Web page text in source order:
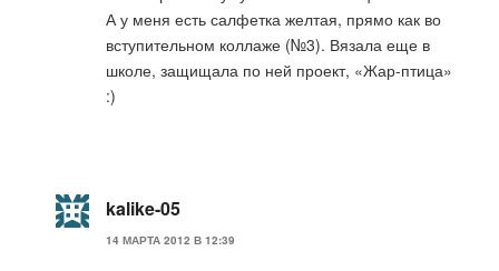
А у меня есть салфетка желтая, прямо как во
вступительном коллаже (№3). Вязала еще в
школе, защищала по ней проект, «Жар-птица»
:)
kalike-05
14 МАРТА 2012 В 12:39